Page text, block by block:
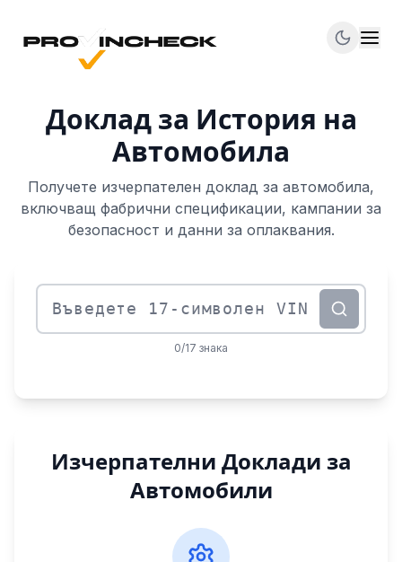
Доклад за История на
Автомобила
Получете изчерпателен доклад за автомобила,
включващ фабрични спецификации, кампании за
безопасност и данни за оплаквания.
Идентификационен номер на превозното
0/17 знака
Изчерпателни Доклади за
Автомобили